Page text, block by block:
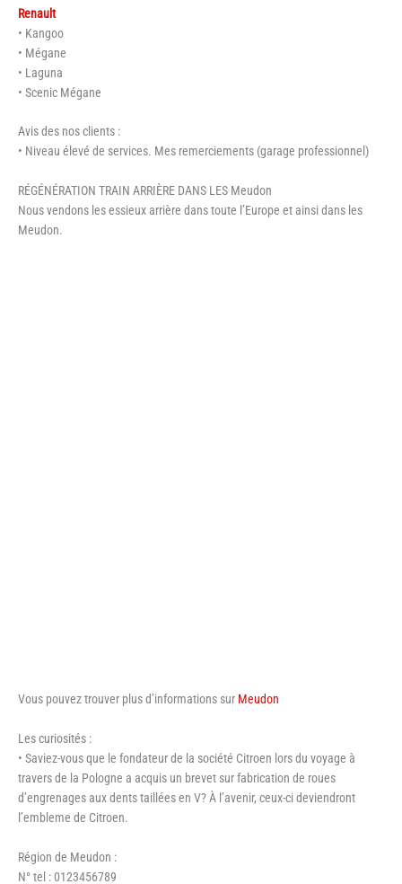
Renault
• Kangoo
• Mégane
• Laguna
• Scenic Mégane
Avis des nos clients :
• Niveau élevé de services. Mes remerciements (garage professionnel)
RÉGÉNÉRATION TRAIN ARRIÈRE DANS LES Meudon
Nous vendons les essieux arrière dans toute l’Europe et ainsi dans les
Meudon.
Vous pouvez trouver plus d’informations sur Meudon
Les curiosités :
• Saviez-vous que le fondateur de la société Citroen lors du voyage à
travers de la Pologne a acquis un brevet sur fabrication de roues
d’engrenages aux dents taillées en V? À l’avenir, ceux-ci deviendront
l’embleme de Citroen.
Région de Meudon :
N° tel : 0123456789